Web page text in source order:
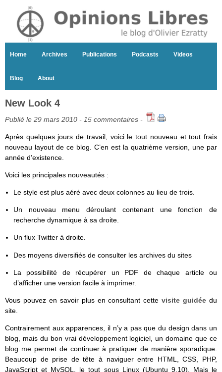
Home Archives Publications Podcasts Videos
Blog About
New Look 4
Publié le 29 mars 2010 - 15 commentaires -
Après quelques jours de travail, voici le tout nouveau et tout frais
nouveau layout de ce blog. C’en est la quatrième version, une par
année d’existence.
Voici les principales nouveautés :
Le style est plus aéré avec deux colonnes au lieu de trois.
Un nouveau menu déroulant contenant une fonction de
recherche dynamique à sa droite.
Un flux Twitter à droite.
Des moyens diversifiés de consulter les archives du sites
La possibilité de récupérer un PDF de chaque article ou
d’afficher une version facile à imprimer.
Vous pouvez en savoir plus en consultant cettevisite guidée du
site.
Contrairement aux apparences, il n’y a pas que du design dans un
blog, mais du bon vrai développement logiciel, un domaine que ce
blog me permet de continuer à pratiquer de manière sporadique.
Beaucoup de prise de tête à naviguer entre HTML, CSS, PHP,
JavaScript et MySQL, le tout sous Linux (Ubuntu 9.10). Mais le